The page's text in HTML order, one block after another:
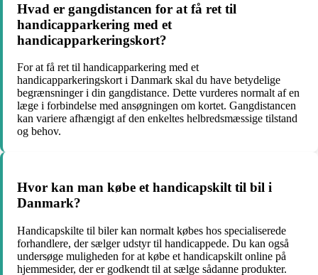
Hvad er gangdistancen for at få ret til
handicapparkering med et
handicapparkeringskort?
For at få ret til handicapparkering med et
handicapparkeringskort i Danmark skal du have betydelige
begrænsninger i din gangdistance. Dette vurderes normalt af en
læge i forbindelse med ansøgningen om kortet. Gangdistancen
kan variere afhængigt af den enkeltes helbredsmæssige tilstand
og behov.
Hvor kan man købe et handicapskilt til bil i
Danmark?
Handicapskilte til biler kan normalt købes hos specialiserede
forhandlere, der sælger udstyr til handicappede. Du kan også
undersøge muligheden for at købe et handicapskilt online på
hjemmesider, der er godkendt til at sælge sådanne produkter.